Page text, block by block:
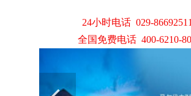
24小时电话 029-86692511
全国免费电话 400-6210-